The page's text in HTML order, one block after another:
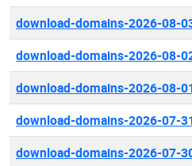
download-domains-2026-08-
download-domains-2026-08-
download-domains-2026-08-
download-domains-2026-07-
download-domains-2026-07-